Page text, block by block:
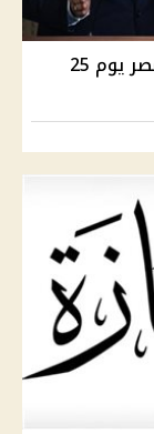
موعد إجازة عيد تحرير سيناء 2026 في مصر يوم 25